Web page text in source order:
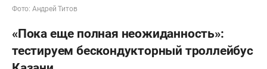
Фото: Андрей Титов
«Пока еще полная неожиданность»:
тестируем бескондукторный троллейбус